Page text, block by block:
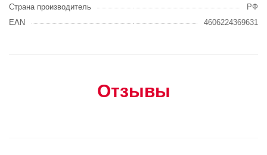
Страна производитель
РФ
EAN
4606224369631
Отзывы